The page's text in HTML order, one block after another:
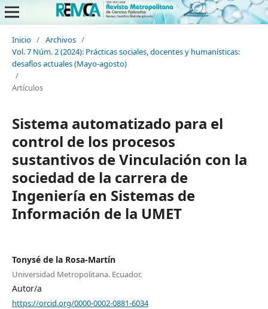
Inicio / Archivos /
Vol. 7 Núm. 2 (2024): Prácticas sociales, docentes y humanísticas:
desafíos actuales (Mayo-agosto)
/
Artículos
Sistema automatizado para el
control de los procesos
sustantivos de Vinculación con la
sociedad de la carrera de
Ingeniería en Sistemas de
Información de la UMET
Tonysé de la Rosa-Martín
Universidad Metropolitana. Ecuador.
Autor/a
https://orcid.org/0000-0002-0881-6034